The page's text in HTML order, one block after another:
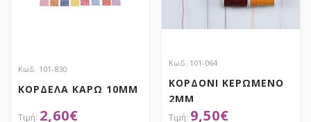
Κωδ. 101-830
ΚΟΡΔΕΛΑ ΚΑΡΩ 10MM
2,60€
Κωδ. 101-064
ΚΟΡΔΟΝΙ ΚΕΡΩΜΕΝΟ
2MM
9,50€